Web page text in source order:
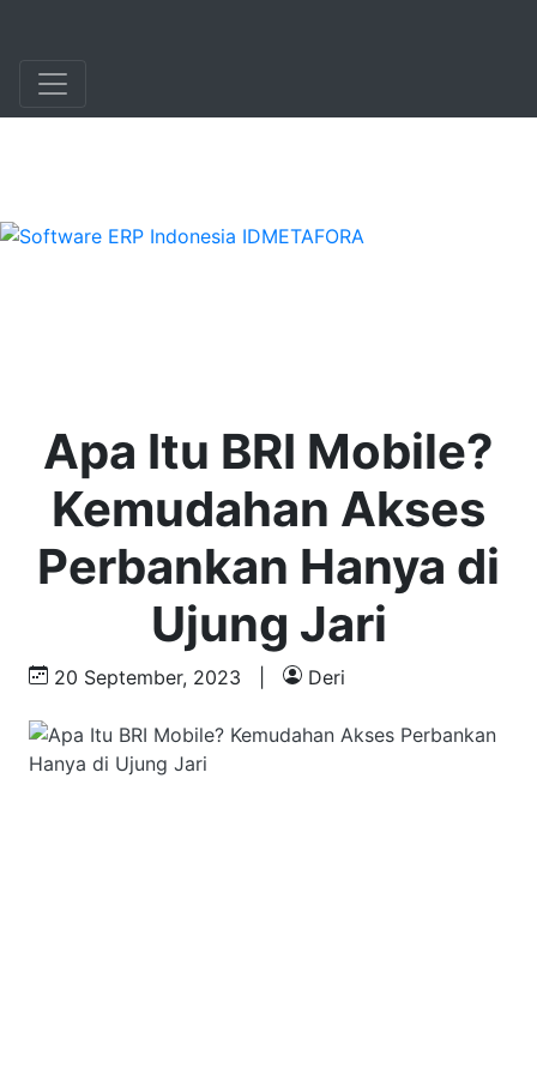
+62 896 6423 0232
Apa Itu BRI Mobile?
Kemudahan Akses
Perbankan Hanya di
Ujung Jari
20 September, 2023 Deri